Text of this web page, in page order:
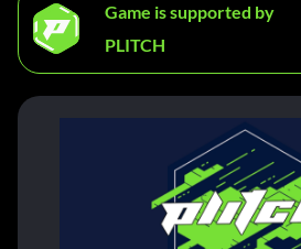
Game is supported by
PLITCH